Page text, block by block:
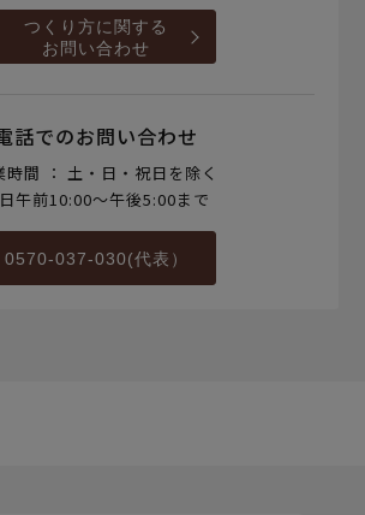
つくり方に関する
お問い合わせ
話でのお問い合わせ
時間 ： 土・日・祝日を除く
午前10:00～午後5:00まで
0570-037-030(代表）